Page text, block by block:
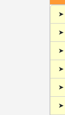
➤
➤
➤
➤
➤
➤